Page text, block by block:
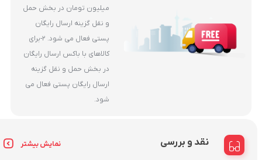
میلیون تومان در بخش حمل
و نقل گزینه ارسال رایگان
پستی فعال می شود. 2-برای
کالاهای با باکس ارسال رایگان
در بخش حمل و نقل گزینه
ارسال رایگان پستی فعال می
شود.
نقد و بررسی نمایش بیشتر